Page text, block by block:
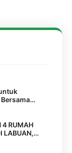
Merak Besar
di SMPN
4 RUMAH
LABUAN,